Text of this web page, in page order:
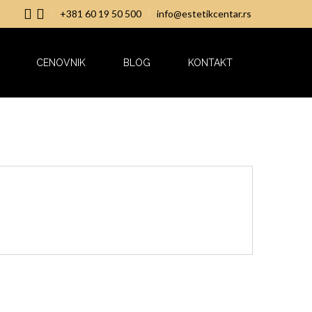
+381 60 19 50 500 info@estetikcentar.rs
CENOVNIK BLOG KONTAKT